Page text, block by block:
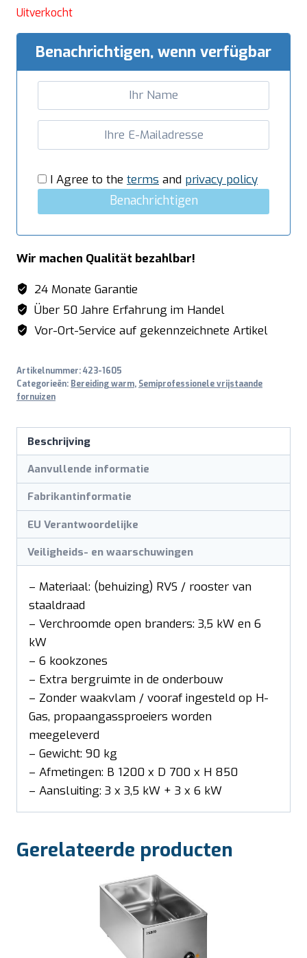
Uitverkocht
Benachrichtigen, wenn verfügbar
I Agree to the terms and privacy policy
Benachrichtigen
Wir machen Qualität bezahlbar!
24 Monate Garantie
Über 50 Jahre Erfahrung im Handel
Vor-Ort-Service auf gekennzeichnete Artikel
Artikelnummer:423-1605
Categorieën: Bereiding warm, Semiprofessionele vrijstaande
fornuizen
Beschrijving
Aanvullende informatie
Fabrikantinformatie
EU Verantwoordelijke
Veiligheids- en waarschuwingen
– Materiaal: (behuizing) RVS / rooster van
staaldraad
– Verchroomde open branders: 3,5 kW en 6
kW
– 6 kookzones
– Extra bergruimte in de onderbouw
– Zonder waakvlam / vooraf ingesteld op H-
Gas, propaangassproeiers worden
meegeleverd
– Gewicht: 90 kg
– Afmetingen: B 1200 x D 700 x H 850
– Aansluiting: 3 x 3,5 kW + 3 x 6 kW
Gerelateerde producten